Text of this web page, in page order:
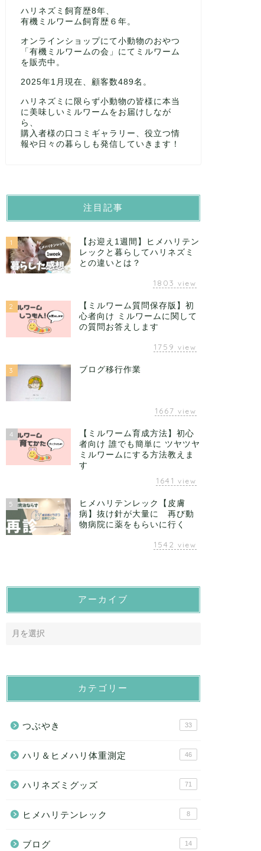
ハリネズミ飼育歴8年、
有機ミルワーム飼育歴６年。
オンラインショップにて小動物のおやつ
「有機ミルワームの会」にてミルワーム
を販売中。
2025年1月現在、顧客数489名。
ハリネズミに限らず小動物の皆様に本当
に美味しいミルワームをお届けしなが
ら、
購入者様の口コミギャラリー、役立つ情
報や日々の暮らしも発信していきます！
注目記事
1
【お迎え1週間】ヒメハリテン
レックと暮らしてハリネズミ
との違いとは？
1803 view
2
【ミルワーム質問保存版】初
心者向け ミルワームに関して
の質問お答えします
1759 view
3 ブログ移行作業
1667 view
4
【ミルワーム育成方法】初心
者向け 誰でも簡単に ツヤツヤ
ミルワームにする方法教えま
す
1641 view
5
ヒメハリテンレック【皮膚
病】抜け針が大量に 再び動
物病院に薬をもらいに行く
1542 view
アーカイブ
カテゴリー
つぶやき 33
ハリ＆ヒメハリ体重測定 46
ハリネズミグッズ 71
ヒメハリテンレック 8
ブログ 14